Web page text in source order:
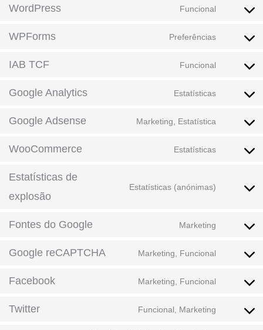
WordPress Funcional
WPForms Preferências
IAB TCF Funcional
Google Analytics Estatísticas
Google Adsense Marketing, Estatística
WooCommerce Estatísticas
Estatísticas de
explosão
Estatísticas (anónimas)
Fontes do Google Marketing
Google reCAPTCHA Marketing, Funcional
Facebook Marketing, Funcional
Twitter Funcional, Marketing